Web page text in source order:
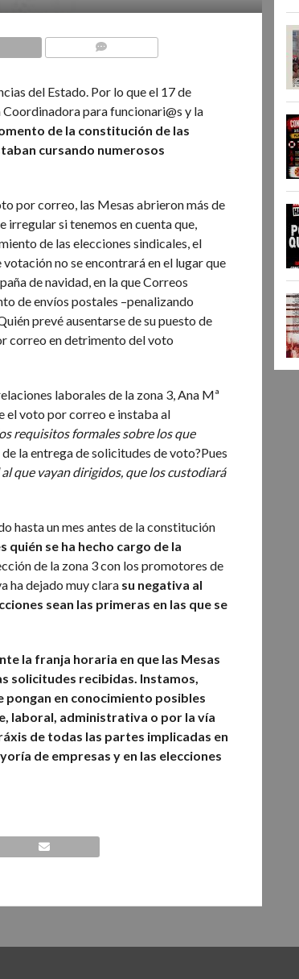
del Estado. Por lo que el 17 de
para funcionari@s y la
de la constitución de las
cursando numerosos
por correo, las Mesas abrieron más de
si tenemos en cuenta que,
de las elecciones sindicales, el
no se encontrará en el lugar que
de navidad, en la que Correos
de envíos postales –penalizando
prevé ausentarse de su puesto de
correo en detrimento del voto
laborales de la zona 3, Ana Mª
el voto por correo e instaba al
requisitos formales sobre los que
la entrega de solicitudes de voto?Pues
que vayan dirigidos, que los custodiará
hasta un mes antes de la constitución
quién se ha hecho cargo de la
de la zona 3 con los promotores de
ha dejado muy clara su negativa al
sean las primeras en las que se
la franja horaria en que las Mesas
solicitudes recibidas. Instamos,
pongan en conocimiento posibles
laboral, administrativa o por la vía
de todas las partes implicadas en
de empresas y en las elecciones